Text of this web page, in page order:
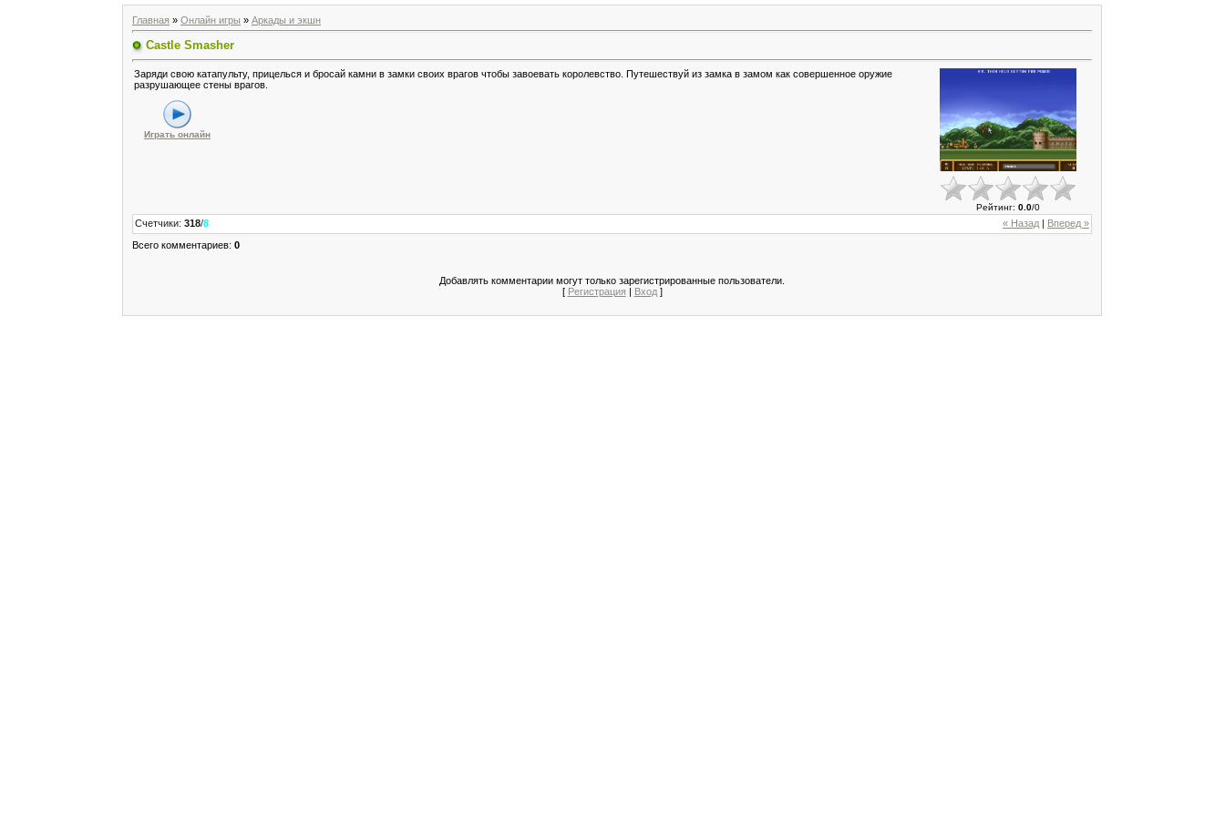
Главная » Онлайн игры » Аркады и экшн
Castle Smasher
Заряди свою катапульту, прицелься и бросай камни в замки своих врагов чтобы завоевать королевство. Путешествуй из замка в замом как совершенное оружие
разрушающее стены врагов.
Играть онлайн
Рейтинг: 0.0/0
« Назад Вперед »
Счетчики: 318/8
Всего комментариев: 0
Добавлять комментарии могут только зарегистрированные пользователи.
[ Регистрация Вход]